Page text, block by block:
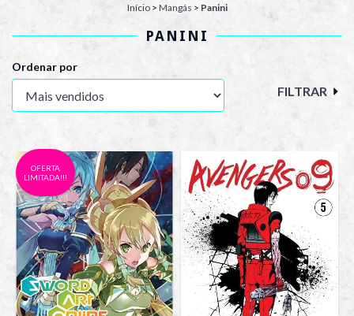
Início > Mangás > Panini
PANINI
Ordenar por
FILTRAR
OFERTA
LIMITADA!!!